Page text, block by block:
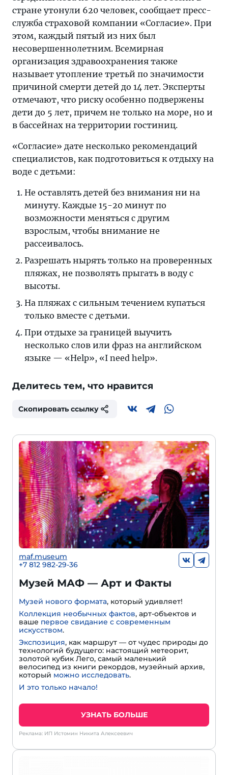
стране утонули 620 человек, сообщает пресс-
служба страховой компании «Согласие». При
этом, каждый пятый из них был
несовершеннолетним. Всемирная
организация здравоохранения также
называет утопление третьй по значимости
причиной смерти детей до 14 лет. Эксперты
отмечают, что риску особенно подвержены
дети до 5 лет, причем не только на море, но и
в бассейнах на территории гостиниц.
«Согласие» дате несколько рекомендаций
специалистов, как подготовиться к отдыху на
воде с детьми:
Не оставлять детей без внимания ни на
минуту. Каждые 15-20 минут по
возможности меняться с другим
взрослым, чтобы внимание не
рассеивалось.
Разрешать нырять только на проверенных
пляжах, не позволять прыгать в воду с
высоты.
На пляжах с сильным течением купаться
только вместе с детьми.
При отдыхе за границей выучить
несколько слов или фраз на английском
языке — «Help», «I need help».
Делитесь тем, что нравится
Скопировать ссылку
maf.museum
+7 812 982-29-36
Музей МАФ — Арт и Факты
Музей нового формата, который удивляет!
Коллекция необычных фактов, арт-объектов и
ваше первое свидание с современным
искусством.
Экспозиция, как маршрут — от чудес природы до
технологий будущего: настоящий метеорит,
золотой кубик Лего, самый маленький
велосипед из книги рекордов, музейный архив,
который можно исследовать.
И это только начало!
УЗНАТЬ БОЛЬШЕ
Реклама: ИП Истомин Никита Алексеевич